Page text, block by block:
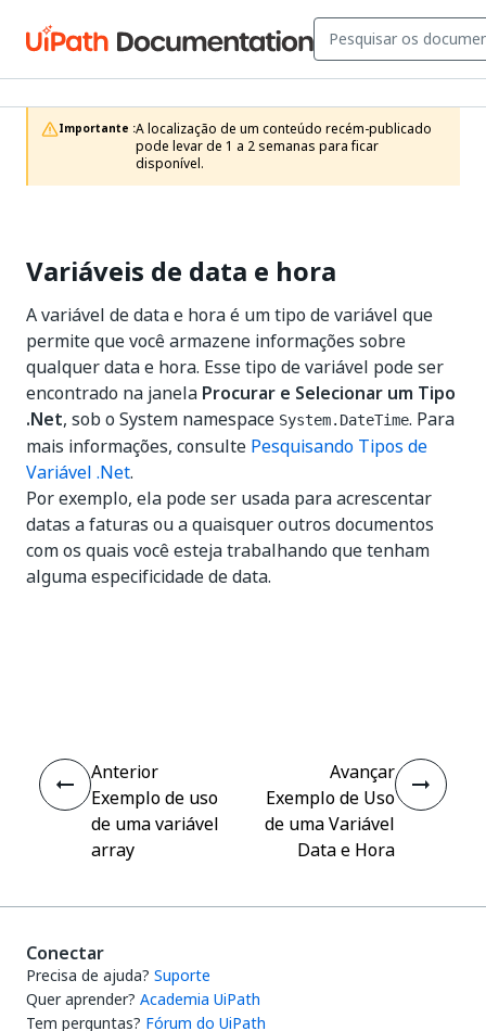
Importante :A localização de um conteúdo recém-publicado
pode levar de 1 a 2 semanas para ficar
disponível.
Variáveis de data e hora
A variável de data e hora é um tipo de variável que
permite que você armazene informações sobre
qualquer data e hora. Esse tipo de variável pode ser
encontrado na janela Procurar e Selecionar um Tipo
.Net, sob o System namespace System.DateTime. Para
mais informações, consulte Pesquisando Tipos de
Variável .Net.
Por exemplo, ela pode ser usada para acrescentar
datas a faturas ou a quaisquer outros documentos
com os quais você esteja trabalhando que tenham
alguma especificidade de data.
Anterior
Exemplo de uso
de uma variável
array
Avançar
Exemplo de Uso
de uma Variável
Data e Hora
Conectar
Precisa de ajuda? Suporte
Quer aprender? Academia UiPath
Tem perguntas? Fórum do UiPath